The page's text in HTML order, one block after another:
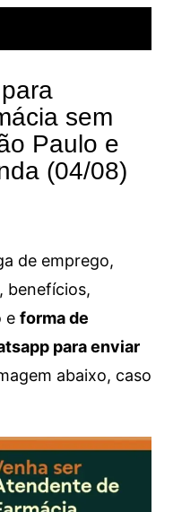
sem
Paulo e
(04/08)
de emprego,
benefícios,
e forma de
para enviar
abaixo, caso